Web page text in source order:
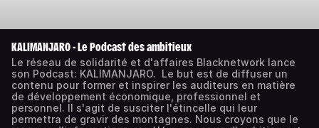
KALIMANJARO - Le Podcast des ambitieux
Le réseau de solidarité et d'affaires Blacknetwork lance
son Podcast: KALIMANJARO. Le but est de diffuser un
contenu pour former et inspirer les auditeurs en matière
de développement économique, professionnel et
personnel. Il s'agit de susciter l'étincelle qui leur
permettra de gravir des montagnes. Nous croyons que le